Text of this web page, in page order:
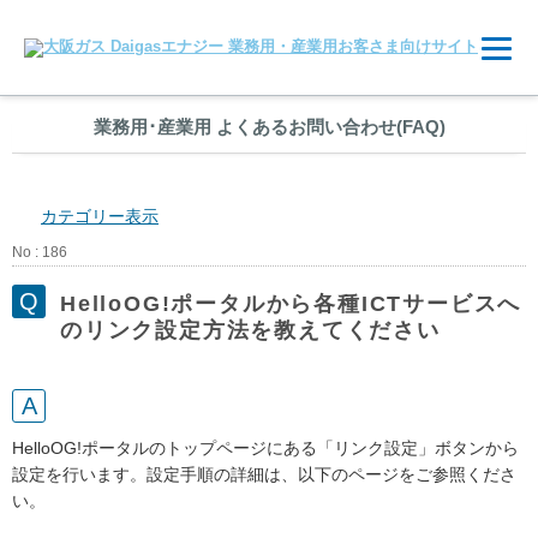
業務用 ･産業用 よくあるお問い合わせ(FAQ)
カテゴリー表示
No : 186
HelloOG!ポータルから各種ICTサービスへ
のリンク設定方法を教えてください
HelloOG!ポータルのトップページにある「リンク設定」ボタンから
設定を行います。設定手順の詳細は、以下のページをご参照くださ
い。